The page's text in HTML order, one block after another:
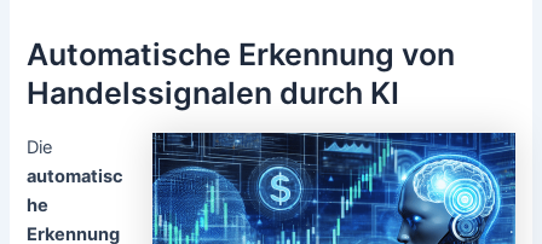
Automatische Erkennung von
Handelssignalen durch KI
Die
automatisc
he
Erkennung